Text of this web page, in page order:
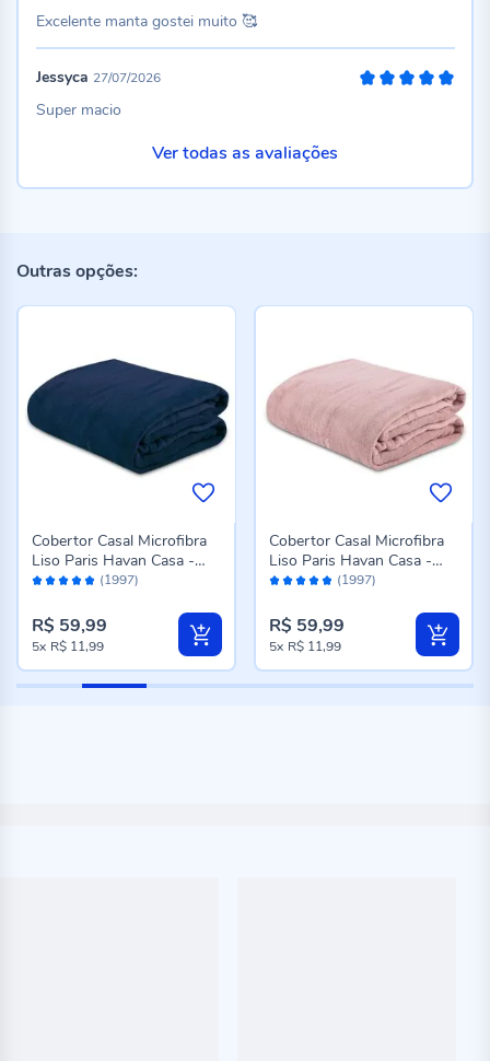
Excelente manta gostei muito 🥰
Jessyca 27/07/2026
Super macio
Ver todas as avaliações
Outras opções:
Avaliação: (1997)
Cobertor Casal Microfibra
Liso Paris Havan Casa -
Azul Profundo
R$ 59,99
5x R$ 11,99
Avaliação: (1997)
Cobertor Casal Microfibra
Liso Paris Havan Casa -
Rose
R$ 59,99
5x R$ 11,99